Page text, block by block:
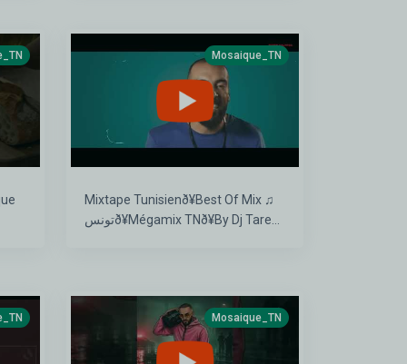
Mosaique_TN
Mixtape Tunisienð¥Best Of Mix ♫
تونسð¥Mégamix TNð¥By Dj Tarek
Mosaique_TN